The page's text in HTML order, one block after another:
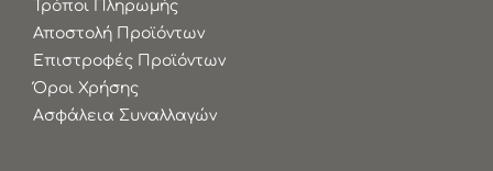
Τρόποι Πληρωμής
Αποστολή Προϊόντων
Επιστροφές Προϊόντων
Όροι Χρήσης
Ασφάλεια Συναλλαγών